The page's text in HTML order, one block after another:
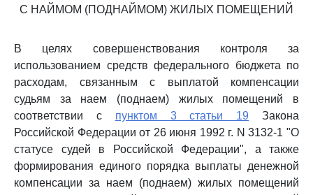
С НАЙМОМ (ПОДНАЙМОМ) ЖИЛЫХ ПОМЕЩЕНИЙ
В целях совершенствования контроля за
использованием средств федерального бюджета по
расходам, связанным с выплатой компенсации
судьям за наем (поднаем) жилых помещений в
соответствии с пунктом 3 статьи 19 Закона
Российской Федерации от 26 июня 1992 г. N 3132-1 "О
статусе судей в Российской Федерации", а также
формирования единого порядка выплаты денежной
компенсации за наем (поднаем) жилых помещений